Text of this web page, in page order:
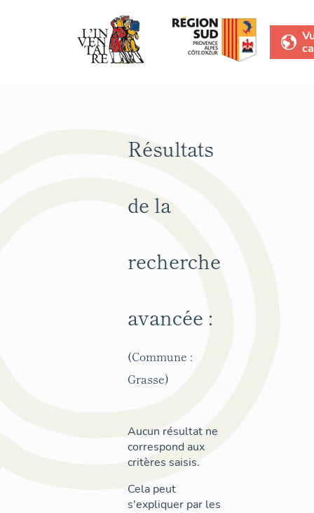
Résultats
de la
recherche
avancée :
(Commune :
Grasse)
Aucun résultat ne
correspond aux
critères saisis.
Cela peut
s'expliquer par les